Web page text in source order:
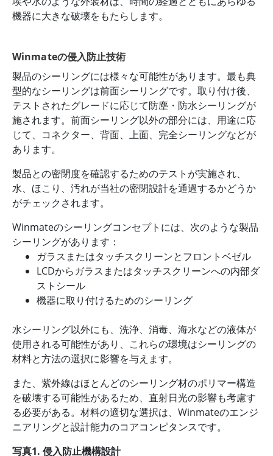
機器に大きな破壊をもたらします。
Winmateの侵入防止技術
製品のシーリングには様々な可能性があります。最も典
型的なシーリングは前面シーリングです。取り付け後、
テストされたグレードに応じて防塵・防水シーリングが
施されます。前面シーリング以外の部分には、用途に応
じて、コネクター、背面、上面、完全シーリングなどが
あります。
製品との密閉度を確認するためのテストが実施され、
水、ほこり、汚れが当社の密閉設計を通過するかどうか
がチェックされます。
Winmateのシーリングコンセプトには、次のような製品
シーリングがあります：
ガラスまたはタッチスクリーンとフロントベゼル
LCDからガラスまたはタッチスクリーンへの内部ダ
ストシール
機器に取り付けるためのシーリング
水シーリング以外にも、洗浄、消毒、海水などの液体が
使用される可能性があり、これらの環境はシーリングの
材料と方法の選択に影響を与えます。
また、紫外線はほとんどのシーリング材のポリマー構造
を破壊する可能性があるため、直射日光の影響も考慮す
る必要がある。材料の適切な選択は、Winmateのエンジ
ニアリングと設計能力のコアコンピタンスです。
写真1. 侵入防止機構設計